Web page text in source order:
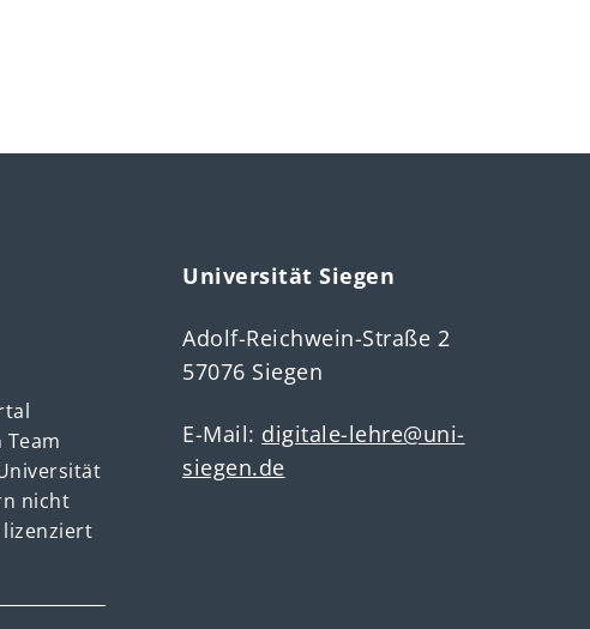
nicht
Universität Siegen
Adolf-Reichwein-Straße 2
57076 Siegen
E-Mail: digitale-lehre@uni-
siegen.de